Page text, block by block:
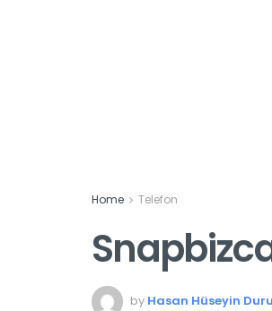
Home Telefon
by Hasan Hüseyin Duru